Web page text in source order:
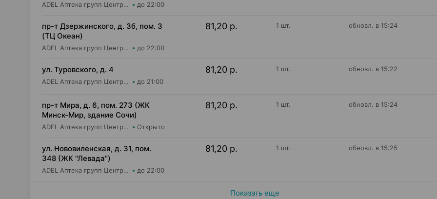
ADEL Аптека групп Центр ООО Аптека №77 до 22:00
пр-т Дзержинского, д. 3б, пом. 3
(ТЦ Океан)
ADEL Аптека групп Центр ООО Аптека №69 до 22:00
81,20 р. 1 шт. обновл. в 15:24
ул. Туровского, д. 4
ADEL Аптека групп Центр ООО Аптека №20 до 21:00
81,20 р. 1 шт. обновл. в 15:22
пр-т Мира, д. 6, пом. 273 (ЖК
Минск-Мир, здание Сочи)
ADEL Аптека групп Центр ООО Аптека №74 Открыто
81,20 р. 1 шт. обновл. в 15:24
ул. Нововиленская, д. 31, пом.
348 (ЖК "Левада")
ADEL Аптека групп Центр ООО Аптека №85 до 22:00
81,20 р. 1 шт. обновл. в 15:25
Показать еще